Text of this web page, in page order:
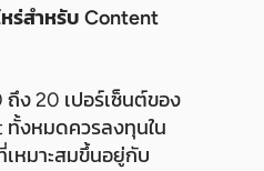
ร่สำหรับ Content
ถึง 20 เปอร์เซ็นต์ของ
งหมดควรลงทุนใน
หมาะสมขึ้นอยู่กับ